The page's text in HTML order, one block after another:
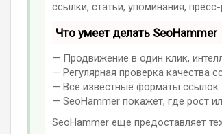
ссылки, статьи, упоминания,
Что умеет делать SeoHammer
— Продвижение в один клик,
— Регулярная проверка качества
— Все известные форматы ссылок:
— SeoHammer покажет, где рост
SeoHammer еще предоставляет